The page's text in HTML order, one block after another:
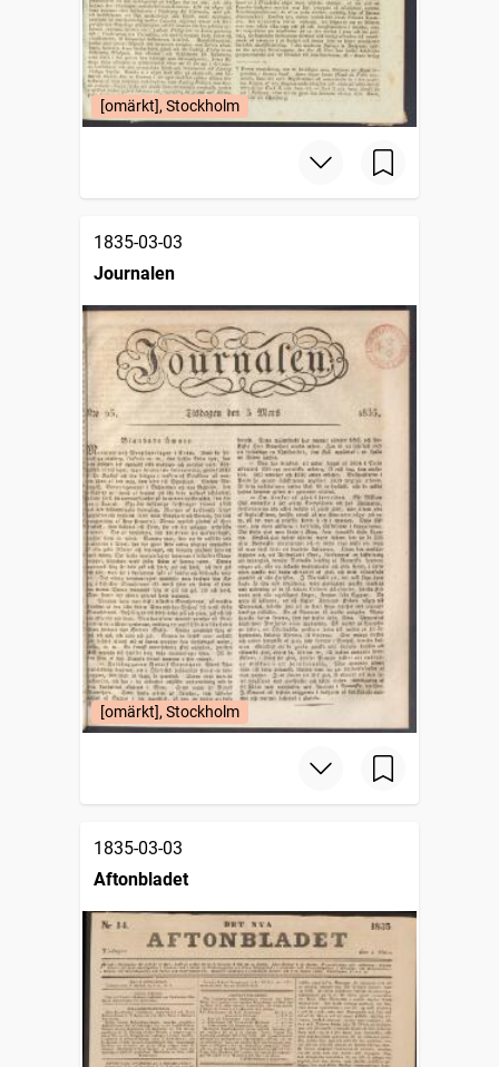
[omärkt], Stockholm
1835-03-03
Journalen
[omärkt], Stockholm
1835-03-03
Aftonbladet